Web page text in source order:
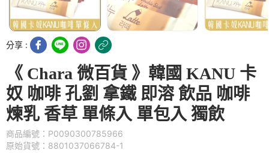
分享 :
《 Chara 微百貨 》韓國 KANU 卡
奴 咖啡 孔劉 拿鐵 即溶 飲品 咖啡
煉乳 香草 單條入 單包入 獨飲
商品編號：P0090300785966
原始貨號：8801037066784-1